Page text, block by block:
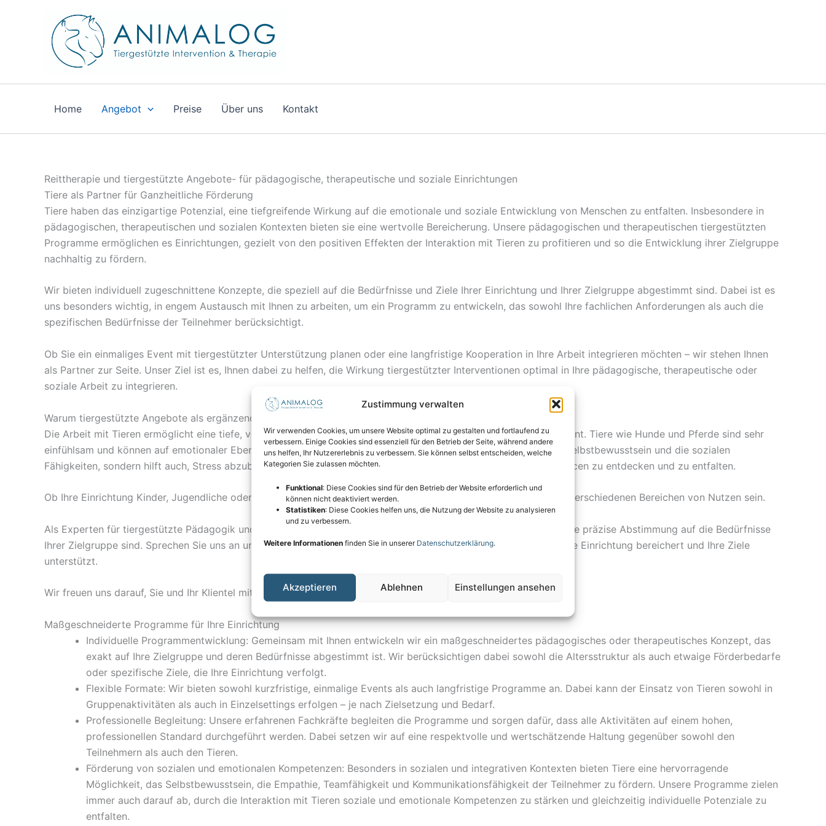
Zustimmung verwalten
Wir verwenden Cookies, um unsere Website optimal zu gestalten und fortlaufend zu
verbessern. Einige Cookies sind essenziell für den Betrieb der Seite, während andere
uns helfen, Ihr Nutzererlebnis zu verbessern. Sie können selbst entscheiden, welche
Kategorien Sie zulassen möchten.
Funktional: Diese Cookies sind für den Betrieb der Website erforderlich und
können nicht deaktiviert werden.
Statistiken: Diese Cookies helfen uns, die Nutzung der Website zu analysieren
und zu verbessern.
Weitere Informationen finden Sie in unserer Datenschutzerklärung.
Akzeptieren Ablehnen Einstellungen ansehen
Home Angebot Preise Über uns Kontakt
Reittherapie und tiergestützte Angebote- für pädagogische, therapeutische und soziale Einrichtungen
Tiere als Partner für Ganzheitliche Förderung
Tiere haben das einzigartige Potenzial, eine tiefgreifende Wirkung auf die emotionale und soziale Entwicklung von Menschen zu entfalten. Insbesondere in
pädagogischen, therapeutischen und sozialen Kontexten bieten sie eine wertvolle Bereicherung. Unsere pädagogischen und therapeutischen tiergestützten
Programme ermöglichen es Einrichtungen, gezielt von den positiven Effekten der Interaktion mit Tieren zu profitieren und so die Entwicklung ihrer Zielgruppe
nachhaltig zu fördern.
Wir bieten individuell zugeschnittene Konzepte, die speziell auf die Bedürfnisse und Ziele Ihrer Einrichtung und Ihrer Zielgruppe abgestimmt sind. Dabei ist es
uns besonders wichtig, in engem Austausch mit Ihnen zu arbeiten, um ein Programm zu entwickeln, das sowohl Ihre fachlichen Anforderungen als auch die
spezifischen Bedürfnisse der Teilnehmer berücksichtigt.
Ob Sie ein einmaliges Event mit tiergestützter Unterstützung planen oder eine langfristige Kooperation in Ihre Arbeit integrieren möchten – wir stehen Ihnen
als Partner zur Seite. Unser Ziel ist es, Ihnen dabei zu helfen, die Wirkung tiergestützter Interventionen optimal in Ihre pädagogische, therapeutische oder
soziale Arbeit zu integrieren.
Warum tiergestützte Angebote als ergänzendes Angebot?
Die Arbeit mit Tieren ermöglicht eine tiefe, vertrauensvolle Beziehung, die als Basis für positive Entwicklungen dient. Tiere wie Hunde und Pferde sind sehr
einfühlsam und können auf emotionaler Ebene mit den Teilnehmern in Kontakt treten. Dies fördert nicht nur das Selbstbewusstsein und die sozialen
Fähigkeiten, sondern hilft auch, Stress abzubauen, emotionale Blockaden zu überwinden und persönliche Ressourcen zu entdecken und zu entfalten.
Ob Ihre Einrichtung Kinder, Jugendliche oder Erwachsene betreut – tiergestützte Interventionen können in vielen verschiedenen Bereichen von Nutzen sein.
Als Experten für tiergestützte Pädagogik und Therapie wissen wir, wie wichtig eine enge Zusammenarbeit und eine präzise Abstimmung auf die Bedürfnisse
Ihrer Zielgruppe sind. Sprechen Sie uns an und wir entwickeln in enger Abstimmung mit Ihnen ein Konzept, das Ihre Einrichtung bereichert und Ihre Ziele
unterstützt.
Wir freuen uns darauf, Sie und Ihr Klientel mit tiergestützten Interventionen zu begleiten!
Maßgeschneiderte Programme für Ihre Einrichtung
Individuelle Programmentwicklung: Gemeinsam mit Ihnen entwickeln wir ein maßgeschneidertes pädagogisches oder therapeutisches Konzept, das
exakt auf Ihre Zielgruppe und deren Bedürfnisse abgestimmt ist. Wir berücksichtigen dabei sowohl die Altersstruktur als auch etwaige Förderbedarfe
oder spezifische Ziele, die Ihre Einrichtung verfolgt.
Flexible Formate: Wir bieten sowohl kurzfristige, einmalige Events als auch langfristige Programme an. Dabei kann der Einsatz von Tieren sowohl in
Gruppenaktivitäten als auch in Einzelsettings erfolgen – je nach Zielsetzung und Bedarf.
Professionelle Begleitung: Unsere erfahrenen Fachkräfte begleiten die Programme und sorgen dafür, dass alle Aktivitäten auf einem hohen,
professionellen Standard durchgeführt werden. Dabei setzen wir auf eine respektvolle und wertschätzende Haltung gegenüber sowohl den
Teilnehmern als auch den Tieren.
Förderung von sozialen und emotionalen Kompetenzen: Besonders in sozialen und integrativen Kontexten bieten Tiere eine hervorragende
Möglichkeit, das Selbstbewusstsein, die Empathie, Teamfähigkeit und Kommunikationsfähigkeit der Teilnehmer zu fördern. Unsere Programme zielen
immer auch darauf ab, durch die Interaktion mit Tieren soziale und emotionale Kompetenzen zu stärken und gleichzeitig individuelle Potenziale zu
entfalten.